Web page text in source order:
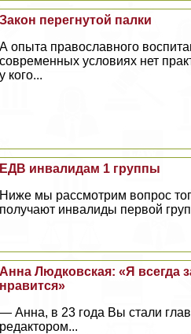
Закон перегнутой палки
А опыта православного
современных условиях нет
у кого...
ЕДВ инвалидам 1 группы
Ниже мы рассмотрим вопрос
получают инвалиды первой
Анна Людковская: «Я всегда
нравится»
— Анна, в 23 года Вы стали
редактором...